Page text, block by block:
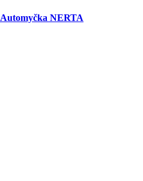
Automyčka NERTA